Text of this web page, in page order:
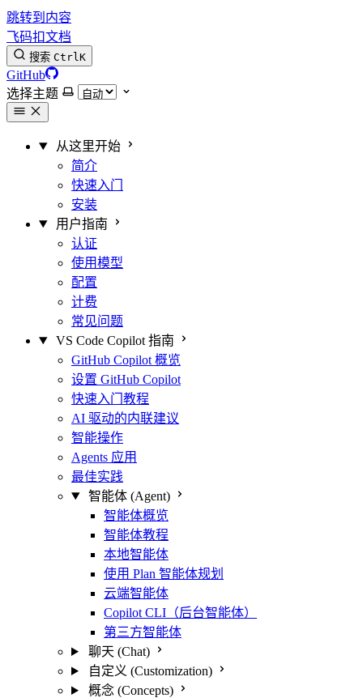
跳转到内容
飞码扣文档
搜索 CtrlK
GitHub
选择主题
从这里开始
简介
快速入门
安装
用户指南
认证
使用模型
配置
计费
常见问题
VS Code Copilot 指南
GitHub Copilot 概览
设置 GitHub Copilot
快速入门教程
AI 驱动的内联建议
智能操作
Agents 应用
最佳实践
智能体 (Agent)
智能体概览
智能体教程
本地智能体
使用 Plan 智能体规划
云端智能体
Copilot CLI（后台智能体）
第三方智能体
聊天 (Chat)
自定义 (Customization)
概念 (Concepts)